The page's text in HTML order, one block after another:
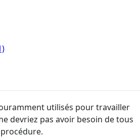
utilisés pour travailler
devriez pas avoir besoin de tous